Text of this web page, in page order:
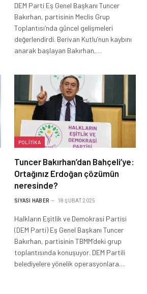
DEM Parti Eş Genel Başkanı Tuncer
Bakırhan, partisinin Meclis Grup
Toplantısı’nda güncel gelişmeleri
değerlendirdi. Berivan Kutlu’nun kaybını
anarak başlayan Bakırhan,…
POLITIKA
Tuncer Bakırhan’dan Bahçeli’ye:
Ortağınız Erdoğan çözümün
neresinde?
SIYASI HABER 18 ŞUBAT 2025
Halkların Eşitlik ve Demokrasi Partisi
(DEM Parti) Eş Genel Başkanı Tuncer
Bakırhan, partisinin TBMM’deki grup
toplantısında konuşuyor. DEM Partili
belediyelere yönelik operasyonlara…